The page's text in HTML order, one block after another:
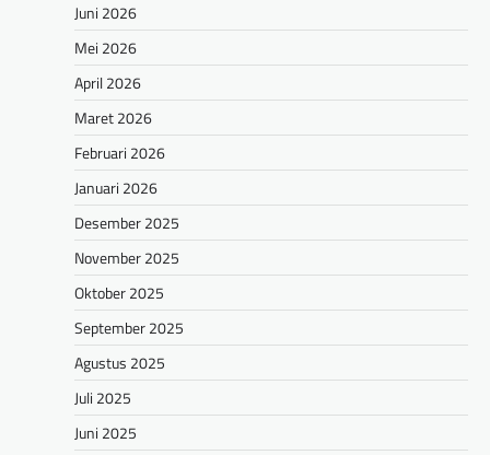
Juni 2026
Mei 2026
April 2026
Maret 2026
Februari 2026
Januari 2026
Desember 2025
November 2025
Oktober 2025
September 2025
Agustus 2025
Juli 2025
Juni 2025